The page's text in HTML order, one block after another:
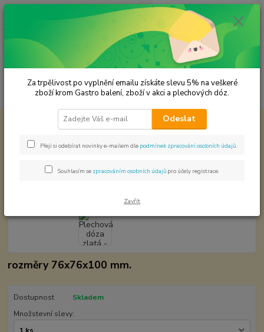
Menu
Hledat
ks
za 0,00 Kč
Plechové dózy - kořenky Plechová dóza zlatá - 0,902029,32
Plechová dóza zlatá -
0,902029,32
rozměry 76x76x100 mm.
Dostupnost
Skladem
Množstevní slevy:
Za trpělivost po vyplnění emailu získáte slevu 5% na veškeré
zboží krom Gastro balení, zboží v akci a plechových dóz.
Odeslat
Přeji si odebírat novinky e-mailem dle podmínek zpracování osobních údajů
Souhlasím se zpracováním osobních údajů pro účely registrace.
Zavřít